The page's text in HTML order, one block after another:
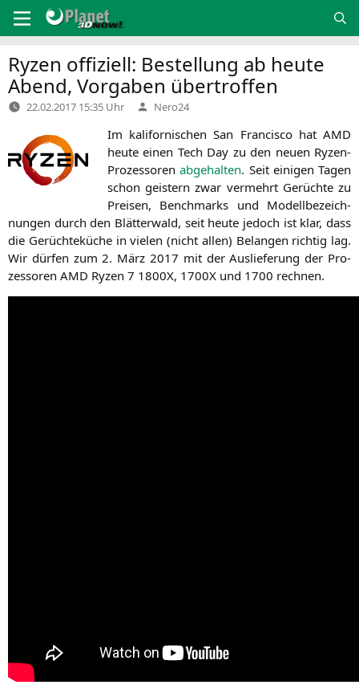
Inhalt
springen
Ryzen offiziell: Bestellung ab heute
Abend, Vorgaben übertroffen
22.02.2017 15:35 Uhr Verfasst
von
Nero24
Im kali­for­ni­schen San Fran­cis­co hat AMD
heu­te einen Tech Day zu den neu­en Ryzen-
Pro­zes­so­renabge­hal­ten. Seit eini­gen Tagen
schon geis­tern zwar ver­mehrt Gerüch­te zu
Prei­sen, Bench­marks und Modell­be­zeich­
nun­gen durch den Blät­ter­wald, seit heu­te jedoch ist klar, dass
die Gerüch­te­kü­che in vie­len (nicht allen) Belan­gen rich­tig lag.
Wir dür­fen zum 2. März 2017 mit der Aus­lie­fe­rung der Pro­
zes­so­ren AMD Ryzen 7 1800X, 1700X und 1700 rechnen.